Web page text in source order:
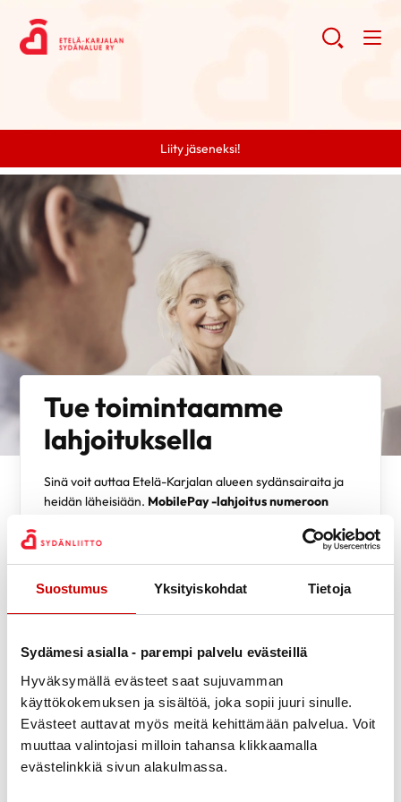
Suostumus Yksityiskohdat Tietoja
Sydämesi asialla - parempi palvelu evästeillä
Hyväksymällä evästeet saat sujuvamman
käyttökokemuksen ja sisältöä, joka sopii juuri sinulle.
Evästeet auttavat myös meitä kehittämään palvelua. Voit
muuttaa valintojasi milloin tahansa klikkaamalla
evästelinkkiä sivun alakulmassa.
Liity jäseneksi!
Tue toimintaamme
lahjoituksella
Sinä voit auttaa Etelä-Karjalan alueen sydänsairaita ja
heidän läheisiään. MobilePay -lahjoitus numeroon
Sydänalue ry:lle.
Lämmin kiitos avustasi.
Monta tapaa lahjoittaa:
Voit valita itsellesi parhaan tavan auttaa. Jokainen lahjoitus on
tärkeä.
TEE MOBILEPAY -LAHJOITUS